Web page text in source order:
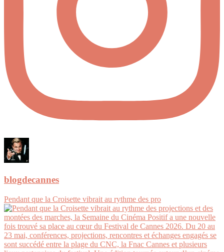
blogdecannes
Pendant que la Croisette vibrait au rythme des pro